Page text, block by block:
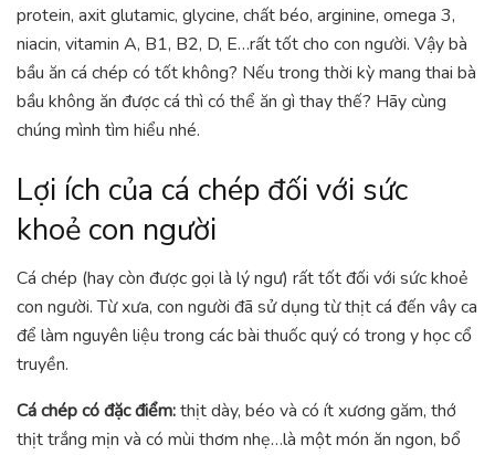
protein, axit glutamic, glycine, chất béo, arginine, omega 3,
niacin, vitamin A, B1, B2, D, E…rất tốt cho con người. Vậy bà
bầu ăn cá chép có tốt không? Nếu trong thời kỳ mang thai bà
bầu không ăn được cá thì có thể ăn gì thay thế? Hãy cùng
chúng mình tìm hiểu nhé.
Lợi ích của cá chép đối với sức
khoẻ con người
Cá chép (hay còn được gọi là lý ngư) rất tốt đối với sức khoẻ
con người. Từ xưa, con người đã sử dụng từ thịt cá đến vây ca
để làm nguyên liệu trong các bài thuốc quý có trong y học cổ
truyền.
Cá chép có đặc điểm:thịt dày, béo và có ít xương găm, thớ
thịt trắng mịn và có mùi thơm nhẹ…là một món ăn ngon, bổ